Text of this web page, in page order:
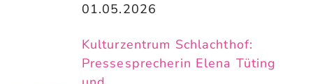
01.05.2026
Kulturzentrum Schlachthof:
Pressesprecherin Elena Tüting